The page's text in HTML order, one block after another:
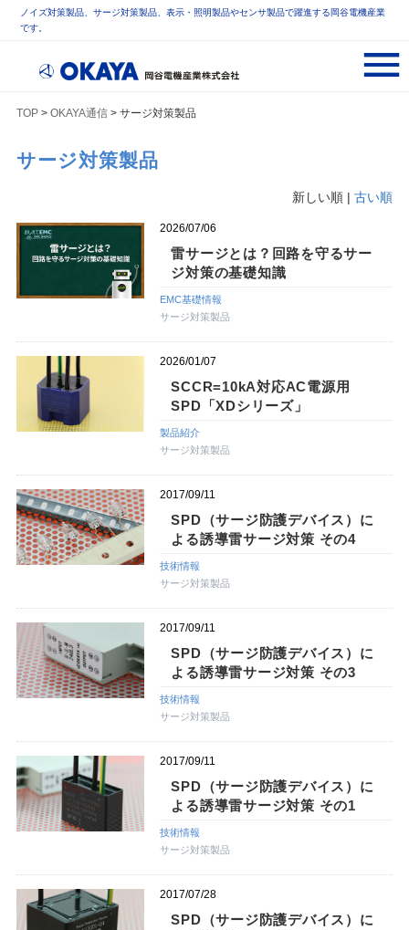
ノイズ対策製品、サージ対策製品、表示・照明製品やセンサ製品で躍進する岡谷電機産業
です。
TOP> OKAYA通信> サージ対策製品
サージ対策製品
新しい順 |古い順
2026/07/06
雷サージとは？回路を守るサー
ジ対策の基礎知識
EMC基礎情報
サージ対策製品
2026/01/07
SCCR=10kA対応AC電源用
SPD「XDシリーズ」
製品紹介
サージ対策製品
2017/09/11
SPD（サージ防護デバイス）に
よる誘導雷サージ対策 その4
技術情報
サージ対策製品
2017/09/11
SPD（サージ防護デバイス）に
よる誘導雷サージ対策 その3
技術情報
サージ対策製品
2017/09/11
SPD（サージ防護デバイス）に
よる誘導雷サージ対策 その1
技術情報
サージ対策製品
2017/07/28
SPD（サージ防護デバイス）に